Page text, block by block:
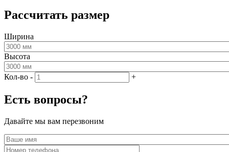
Рассчитать размер
Ширина
Высота
Кол-во - +
Есть вопросы?
Давайте мы вам перезвоним